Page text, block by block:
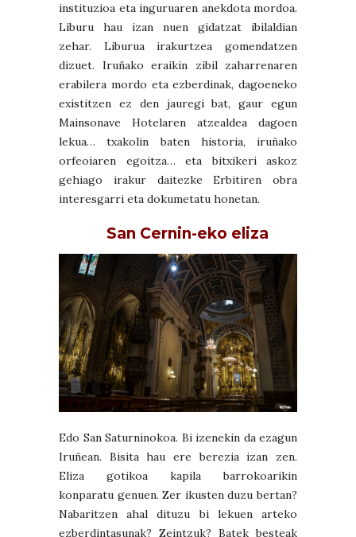
instituzioa eta inguruaren anekdota mordoa.
Liburu hau izan nuen gidatzat ibilaldian
zehar. Liburua irakurtzea gomendatzen
dizuet. Iruñako eraikin zibil zaharrenaren
erabilera mordo eta ezberdinak, dagoeneko
existitzen ez den jauregi bat, gaur egun
Mainsonave Hotelaren atzealdea dagoen
lekua… txakolin baten historia, iruñako
orfeoiaren egoitza… eta bitxikeri askoz
gehiago irakur daitezke Erbitiren obra
interesgarri eta dokumetatu honetan.
San Cernin-eko eliza
Edo San Saturninokoa. Bi izenekin da ezagun
Iruñean. Bisita hau ere berezia izan zen.
Eliza gotikoa kapila barrokoarikin
konparatu genuen. Zer ikusten duzu bertan?
Nabaritzen ahal dituzu bi lekuen arteko
ezberdintasunak? Zeintzuk? Batek besteak